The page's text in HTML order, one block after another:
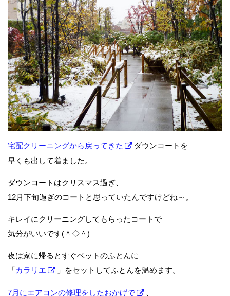
宅配クリーニングから戻ってきた
ダウンコートを
早くも出して着ました。
ダウンコートはクリスマス過ぎ、
12月下旬過ぎのコートと思っていたんですけどね～。
キレイにクリーニングしてもらったコートで
気分がいいです(＾◇＾)
夜は家に帰るとすぐベットのふとんに
「カラリエ 」をセットしてふとんを温めます。
7月にエアコンの修理をしたおかげで